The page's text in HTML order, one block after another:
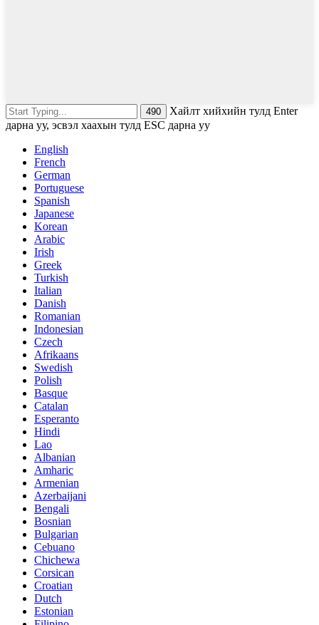
Хайлт хийхийн тулд Enter
дарна уу, эсвэл хаахын тулд ESC дарна уу
English
French
German
Portuguese
Spanish
Japanese
Korean
Arabic
Irish
Greek
Turkish
Italian
Danish
Romanian
Indonesian
Czech
Afrikaans
Swedish
Polish
Basque
Catalan
Esperanto
Hindi
Lao
Albanian
Amharic
Armenian
Azerbaijani
Bengali
Bosnian
Bulgarian
Cebuano
Chichewa
Corsican
Croatian
Dutch
Estonian